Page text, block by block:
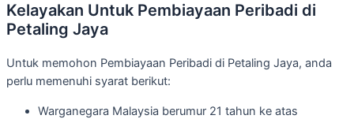
Kelayakan Untuk Pembiayaan Peribadi di
Petaling Jaya
Untuk memohon Pembiayaan Peribadi di Petaling Jaya, anda
perlu memenuhi syarat berikut:
Warganegara Malaysia berumur 21 tahun ke atas